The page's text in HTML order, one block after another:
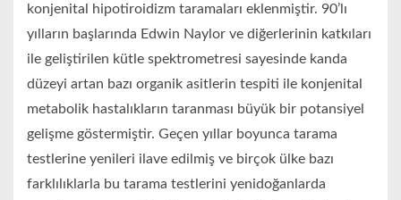
konjenital hipotiroidizm taramaları eklenmiştir. 90’lı
yılların başlarında Edwin Naylor ve diğerlerinin katkıları
ile geliştirilen kütle spektrometresi sayesinde kanda
düzeyi artan bazı organik asitlerin tespiti ile konjenital
metabolik hastalıkların taranması büyük bir potansiyel
gelişme göstermiştir. Geçen yıllar boyunca tarama
testlerine yenileri ilave edilmiş ve birçok ülke bazı
farklılıklarla bu tarama testlerini yenidoğanlarda